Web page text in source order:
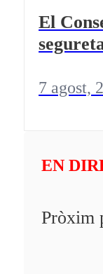
El
7 agost,
EN
Pròxim